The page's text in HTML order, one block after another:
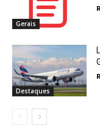
Gerais
Destaques